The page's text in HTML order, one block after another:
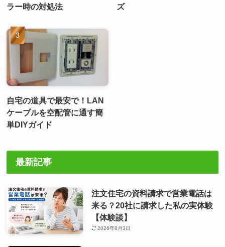
ラー時の対処法
ズ
自宅の道具で最安で！LAN
ケーブルを空配管に通す簡
単DIYガイド
最新記事
注文住宅の資料請求で営業電話は
来る？20社に請求した私の実体験
【体験談】
2026年8月3日